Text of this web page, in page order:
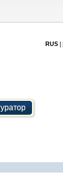
RUS